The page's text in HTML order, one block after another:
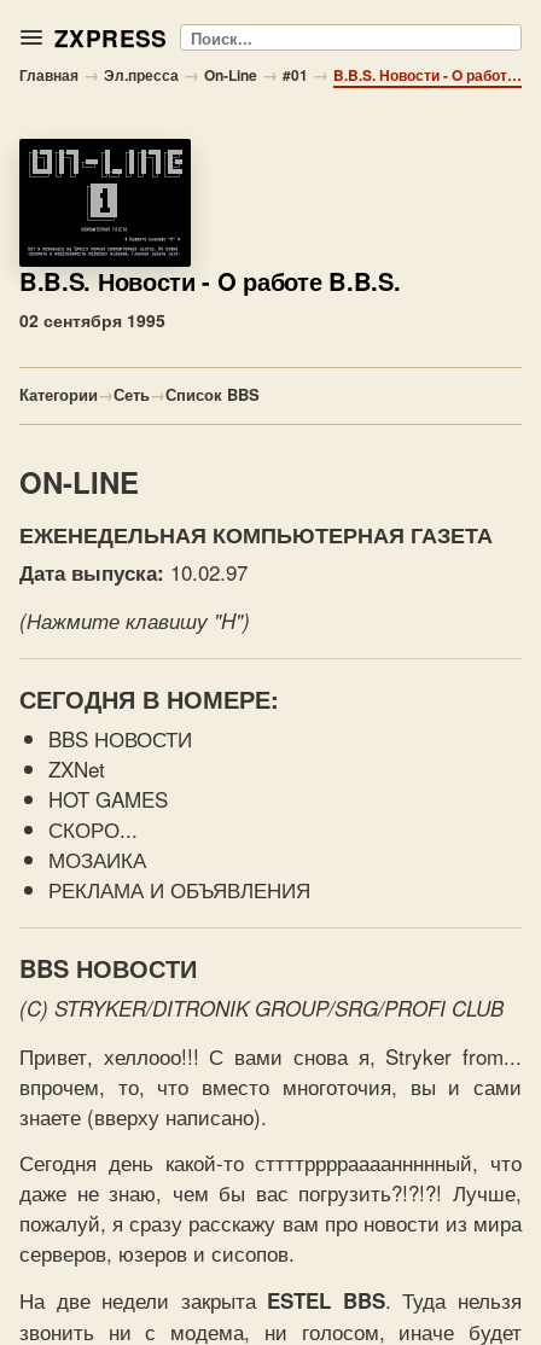
ZXPRESS Поиск
Главная → Эл.пресса → On-Line → #01 → B.B.S. Новости - O работе B.B.S.
B.B.S. Новости - O работе B.B.S.
02 сентября 1995
Категории→Сеть→Список BBS
ON-LINE
ЕЖЕНЕДЕЛЬНАЯ КОМПЬЮТЕРНАЯ ГАЗЕТА
Дата выпуска: 10.02.97
(Нажмите клавишу "H")
СЕГОДНЯ В НОМЕРЕ:
BBS НОВОСТИ
ZXNet
HOT GAMES
СКОРО...
МОЗАИКА
РЕКЛАМА И ОБЪЯВЛЕНИЯ
BBS НОВОСТИ
(C) STRYKER/DITRONIK GROUP/SRG/PROFI CLUB
Привет, хеллооо!!! С вами снова я, Stryker from...
впрочем, то, что вместо многоточия, вы и сами
знаете (вверху написано).
Сегодня день какой-то сттттррррааааннннный, что
даже не знаю, чем бы вас погрузить?!?!?! Лучше,
пожалуй, я сразу расскажу вам про новости из мира
серверов, юзеров и сисопов.
На две недели закрыта ESTEL BBS. Туда нельзя
звонить ни с модема, ни голосом, иначе будет